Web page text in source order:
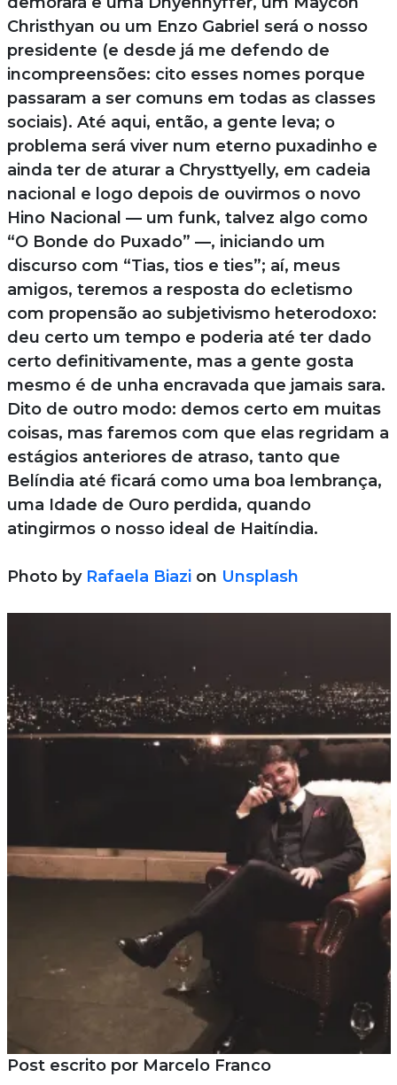
Christhyan ou um Enzo Gabriel será o nosso
presidente (e desde já me defendo de
incompreensões: cito esses nomes porque
passaram a ser comuns em todas as classes
sociais). Até aqui, então, a gente leva; o
problema será viver num eterno puxadinho e
ainda ter de aturar a Chrysttyelly, em cadeia
nacional e logo depois de ouvirmos o novo
Hino Nacional — um funk, talvez algo como
“O Bonde do Puxado” —, iniciando um
discurso com “Tias, tios e ties”; aí, meus
amigos, teremos a resposta do ecletismo
com propensão ao subjetivismo heterodoxo:
deu certo um tempo e poderia até ter dado
certo definitivamente, mas a gente gosta
mesmo é de unha encravada que jamais sara.
Dito de outro modo: demos certo em muitas
coisas, mas faremos com que elas regridam a
estágios anteriores de atraso, tanto que
Belíndia até ficará como uma boa lembrança,
uma Idade de Ouro perdida, quando
atingirmos o nosso ideal de Haitíndia.
Photo by Rafaela Biazion Unsplash
Post escrito por Marcelo Franco